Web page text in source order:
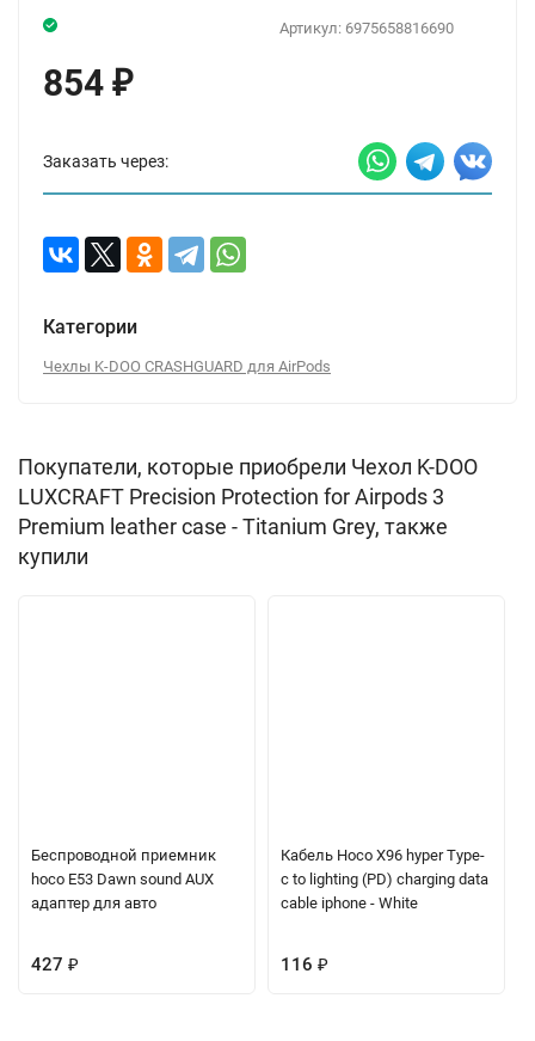
Артикул: 6975658816690
854 ₽
Заказать через:
Категории
Чехлы K-DOO CRASHGUARD для AirPods
Покупатели, которые приобрели Чехол K-DOO
LUXCRAFT Precision Protection for Airpods 3
Premium leather case - Titanium Grey, также
купили
Беспроводной приемник
hoco E53 Dawn sound AUX
адаптер для авто
427 ₽
Кабель Hoco X96 hyper Type-
c to lighting (PD) charging data
cable iphone - White
116 ₽